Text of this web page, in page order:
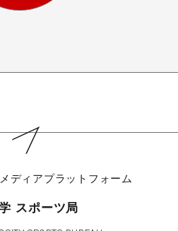
ディアプラットフォーム
スポーツ局